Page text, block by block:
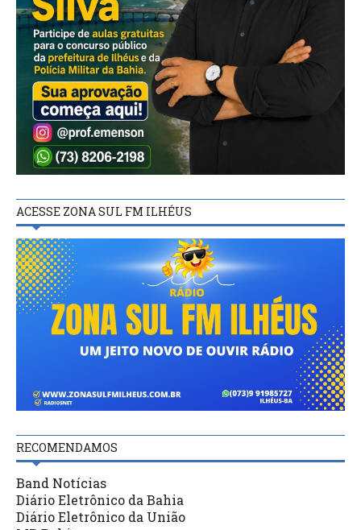
ACESSE ZONA SUL FM ILHÉUS
RECOMENDAMOS
Band Notícias
Diário Eletrônico da Bahia
Diário Eletrônico da União